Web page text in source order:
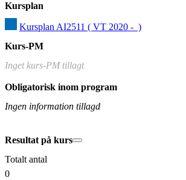
Kursplan
Kursplan AI2511 ( VT 2020 -  )
Kurs-PM
Inget kurs-PM tillagt
Obligatorisk inom program
Ingen information tillagd
Resultat på kurs
Totalt antal
0